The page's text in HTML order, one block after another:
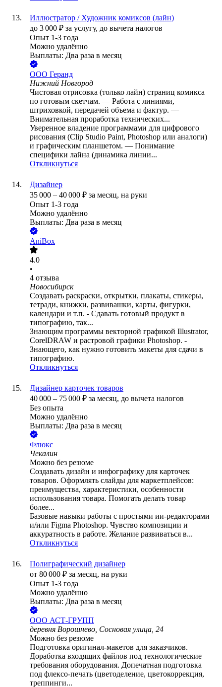
Иллюстратор / Художник комиксов (лайн)
до 3 000 ₽ за услугу, до вычета налогов
Опыт 1-3 года
Можно удалённо
Выплаты: Два раза в месяц
ООО Геранд
Нижний Новгород
Чистовая отрисовка (только лайн) страниц комикса
по готовым скетчам. — Работа с линиями,
штриховкой, передачей объема и фактур. —
Внимательная проработка технических...
Уверенное владение программами для цифрового
рисования (Clip Studio Paint, Photoshop или аналоги)
и графическим планшетом. — Понимание
специфики лайна (динамика линии...
Откликнуться
Дизайнер
35 000 – 40 000 ₽ за месяц, на руки
Опыт 1-3 года
Можно удалённо
Выплаты: Два раза в месяц
AniBox
4.0
•
4 отзыва
Новосибирск
Создавать раскраски, открытки, плакаты, стикеры,
тетради, книжки, развивашки, карты, фигурки,
календари и т.п. - Сдавать готовый продукт в
типографию, так...
Знающим программы векторной графикой Illustrator,
CorelDRAW и растровой графики Photoshop. -
Знающего, как нужно готовить макеты для сдачи в
типографию.
Откликнуться
Дизайнер карточек товаров
40 000 – 75 000 ₽ за месяц, до вычета налогов
Без опыта
Можно удалённо
Выплаты: Два раза в месяц
Флюкс
Чекалин
Можно без резюме
Создавать дизайн и инфографику для карточек
товаров. Оформлять слайды для маркетплейсов:
преимущества, характеристики, особенности
использования товара. Помогать делать товар
более...
Базовые навыки работы с простыми ии-редакторами
и/или Figma Photoshop. Чувство композиции и
аккуратность в работе. Желание развиваться в...
Откликнуться
Полиграфический дизайнер
от 80 000 ₽ за месяц, на руки
Опыт 1-3 года
Можно удалённо
Выплаты: Два раза в месяц
ООО АСТ-ГРУПП
деревня Ворошнево, Сосновая улица, 24
Можно без резюме
Подготовка оригинал-макетов для заказчиков.
Доработка входящих файлов под технологические
требования оборудования. Допечатная подготовка
под флексо-печать (цветоделение, цветокоррекция,
треппинги...